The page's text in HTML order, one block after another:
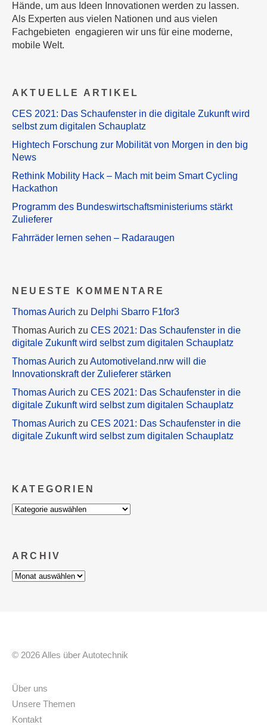
Hände, um aus Ideen Innovationen werden zu lassen.
Als Experten aus vielen Nationen und aus vielen
Fachgebieten engagieren wir uns für eine moderne,
mobile Welt.
AKTUELLE ARTIKEL
CES 2021: Das Schaufenster in die digitale Zukunft wird
selbst zum digitalen Schauplatz
Hightech Forschung zur Mobilität von Morgen in den big
News
Rethink Mobility Hack – Mach mit beim Smart Cycling
Hackathon
Programm des Bundeswirtschaftsministeriums stärkt
Zulieferer
Fahrräder lernen sehen – Radaraugen
NEUESTE KOMMENTARE
Thomas Aurich zu Delphi Sbarro F1for3
Thomas Aurich zu CES 2021: Das Schaufenster in die
digitale Zukunft wird selbst zum digitalen Schauplatz
Thomas Aurich zu Automotiveland.nrw will die
Innovationskraft der Zulieferer stärken
Thomas Aurich zu CES 2021: Das Schaufenster in die
digitale Zukunft wird selbst zum digitalen Schauplatz
Thomas Aurich zu CES 2021: Das Schaufenster in die
digitale Zukunft wird selbst zum digitalen Schauplatz
KATEGORIEN
Kategorien
ARCHIV
Archiv
© 2026 Alles über Autotechnik
Über uns
Unsere Themen
Kontakt